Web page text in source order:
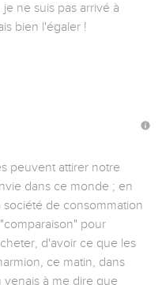
ne suis pas arrivé à
bien l'égaler !
peuvent attirer notre
dans ce monde ; en
société de consommation
pour
d'avoir ce que les
ce matin, dans
à me dire que